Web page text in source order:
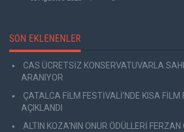
SON EKLENENLER
CAS ÜCRETSİZ KONSERVATUVARLA
ARANIYOR
ÇATALCA FİLM FESTİVALİ'NDE KISA FİLM
AÇIKLANDI
ALTIN KOZA'NIN ONUR ÖDÜLLERİ